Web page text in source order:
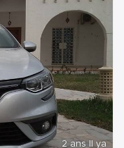
2 ans Il ya